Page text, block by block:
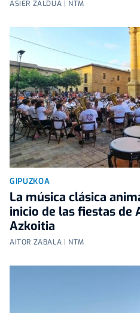
ASIER ZALDUA | NTM
GIPUZKOA
La música clásica
inicio de las fiestas de
Azkoitia
AITOR ZABALA | NTM